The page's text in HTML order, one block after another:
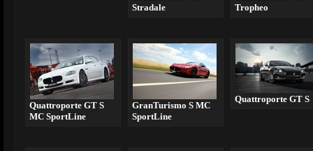
Stradale
Tropheo
Quattroporte GT S
MC SportLine
GranTurismo S MC
SportLine
Quattroporte GT S